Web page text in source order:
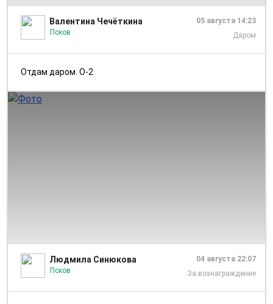
Валентина Чечёткина
Псков
05 августа 14:23
Даром
Отдам даром. О-2
Людмила Синюкова
Псков
04 августа 22:07
За вознаграждение